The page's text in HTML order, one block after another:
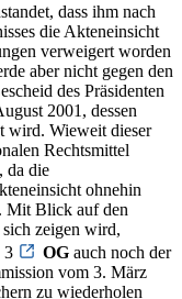
dass ihm nach
die Akteneinsicht
verweigert worden
aber nicht gegen den
des Präsidenten
2001, dessen
wird. Wieweit dieser
Rechtsmittel
da die
ohnehin
Mit Blick auf den
zeigen wird,
3
OG auch noch der
vom 3. März
zu wiederholen